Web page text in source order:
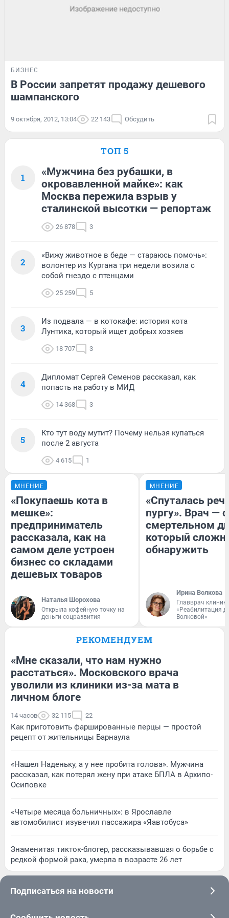
БИЗНЕС
В России запретят продажу дешевого
шампанского
9 октября, 2012, 13:04 22 143 Обсудить
ТОП 5
1
«Мужчина без рубашки, в
окровавленной майке»: как
Москва пережила взрыв у
сталинской высотки — репортаж
26 878 3
2
«Вижу животное в беде — стараюсь помочь»:
волонтер из Кургана три недели возила с
собой гнездо с птенцами
25 259 5
3
Из подвала — в котокафе: история кота
Лунтика, который ищет добрых хозяев
18 707 3
4
Дипломат Сергей Семенов рассказал, как
попасть на работу в МИД
14 368 3
5
Кто тут воду мутит? Почему нельзя купаться
после 2 августа
4 615 1
МНЕНИЕ
«Покупаешь кота в
мешке»:
предприниматель
рассказала, как на
самом деле устроен
бизнес со складами
дешевых товаров
Наталья Шорохова
Открыла кофейную точку на
деньги соцразвития
МНЕНИЕ
«Спуталась
пургу». Врач — о
смертельном
который
обнаружить
Ирина Волкова
Главврач
«Реабилитация
Волковой»
РЕКОМЕНДУЕМ
«Мне сказали, что нам нужно
расстаться». Московского врача
уволили из клиники из-за мата в
личном блоге
14 часов 32 115 22
Как приготовить фаршированные перцы — простой
рецепт от жительницы Барнаула
«Нашел Наденьку, а у нее пробита голова». Мужчина
рассказал, как потерял жену при атаке БПЛА в Архипо-
Осиповке
«Четыре месяца больничных»: в Ярославле
автомобилист изувечил пассажира «Яавтобуса»
Знаменитая тикток-блогер, рассказывавшая о борьбе с
редкой формой рака, умерла в возрасте 26 лет
Подписаться на новости